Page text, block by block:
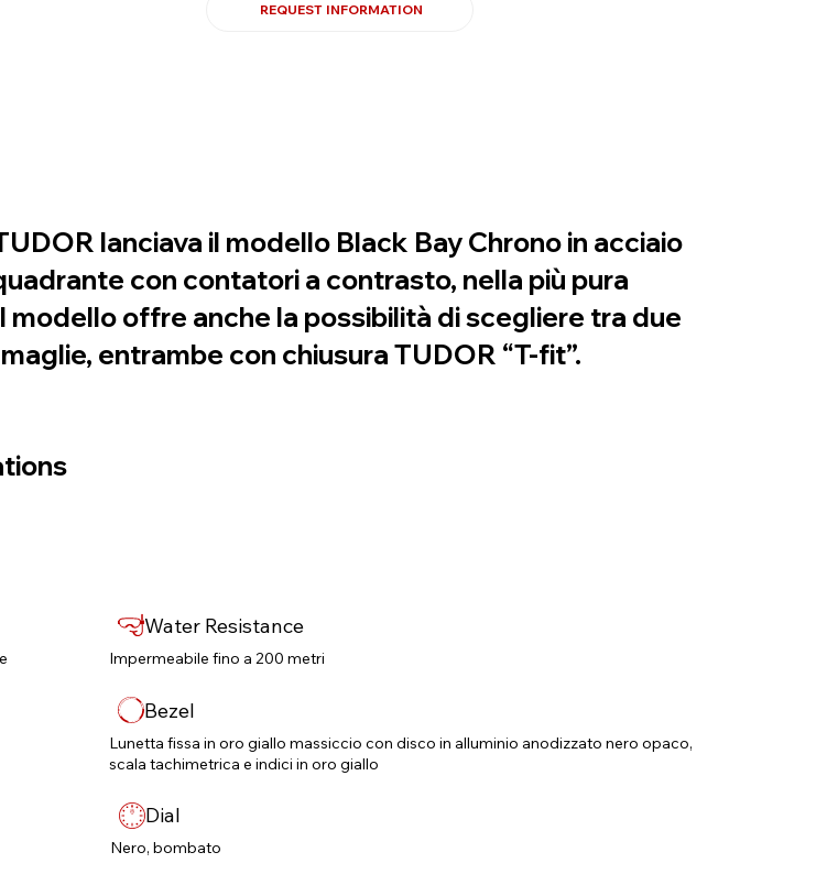
REQUEST INFORMATION
lanciava il modello Black Bay Chrono in acciaio
con contatori a contrasto, nella più pura
offre anche la possibilità di scegliere tra due
entrambe con chiusura TUDOR “T-fit”.
Water Resistance
Impermeabile fino a 200 metri
Bezel
Lunetta fissa in oro giallo massiccio con disco in alluminio anodizzato nero opaco,
scala tachimetrica e indici in oro giallo
Dial
Nero, bombato